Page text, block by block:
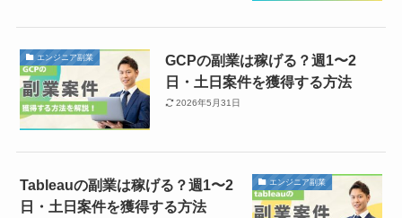
エンジニア副業
GCPの副業は稼げる？週1〜2
日・土日案件を獲得する方法
2026年5月31日
エンジニア副業
Tableauの副業は稼げる？週1〜2
日・土日案件を獲得する方法